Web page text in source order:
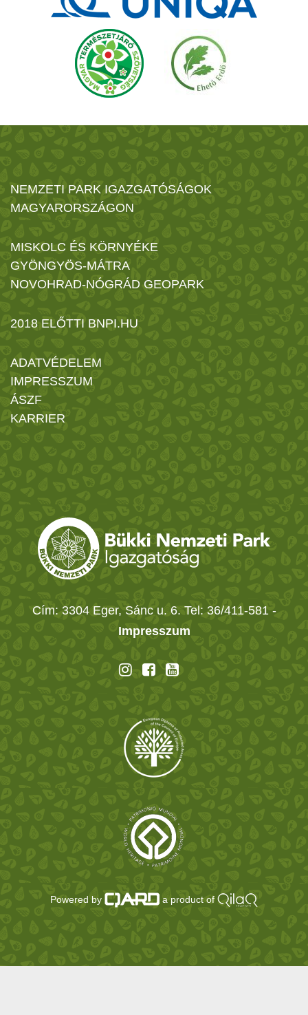
NEMZETI PARK IGAZGATÓSÁGOK
MAGYARORSZÁGON
MISKOLC ÉS KÖRNYÉKE
GYÖNGYÖS-MÁTRA
NOVOHRAD-NÓGRÁD GEOPARK
2018 ELŐTTI BNPI.HU
ADATVÉDELEM
IMPRESSZUM
ÁSZF
KARRIER
Cím: 3304 Eger, Sánc u. 6. Tel: 36/411-581 -
Impresszum
Powered by a product of